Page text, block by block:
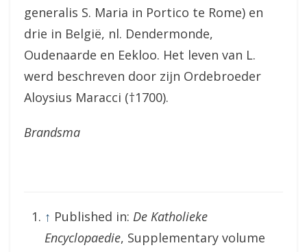
generalis S. Maria in Portico te Rome) en
drie in België, nl. Dendermonde,
Oudenaarde en Eekloo. Het leven van L.
werd beschreven door zijn Ordebroeder
Aloysius Maracci (†1700).
Brandsma
↑ Published in: De Katholieke
Encyclopaedie, Supplementary volume